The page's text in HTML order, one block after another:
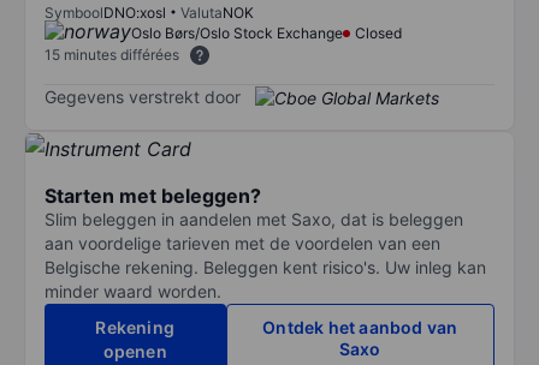
SymboolDNO:xosl ValutaNOK
Oslo Børs/Oslo Stock Exchange
Closed
15 minutes différées
Gegevens verstrekt door
Starten met beleggen?
Slim beleggen in aandelen met Saxo, dat is beleggen
aan voordelige tarieven met de voordelen van een
Belgische rekening. Beleggen kent risico's. Uw inleg kan
minder waard worden.
Rekening
openen
Ontdek het aanbod van
Saxo